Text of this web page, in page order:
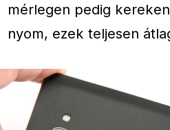
mérlegen pedig
nyom, ezek teljesen